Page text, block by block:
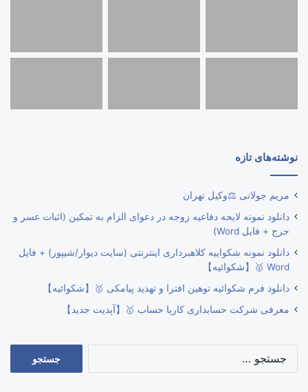
نوشته‌های تازه
مریم جولانی ⚖️وکیل تهران
دانلود نمونه لایحه دفاعیه زوجه در دعوای الزام به تمکین (اثبات عسر و
حرج + فایل Word)
دانلود نمونه شکواییه کلاهبرداری اینترنتی (سایت دیوار/شیپور) + فایل
Word 🥇【شکوائیه】
دانلود فرم شکوائیه توهین افترا و تهدید پیامکی 🥇【شکوائیه】
معرفی شرکت حسابداری کاریا حساب 🥇【آپدیت جدید】